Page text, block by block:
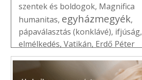
szentek és boldogok, Magnifica
humanitas, egyházmegyék,
pápaválasztás (konklávé), ifjúság,
elmélkedés, Vatikán, Erdő Péter